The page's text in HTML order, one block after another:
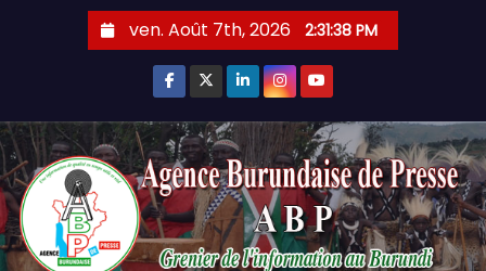
ven. Août 7th, 2026 2:31:39 PM